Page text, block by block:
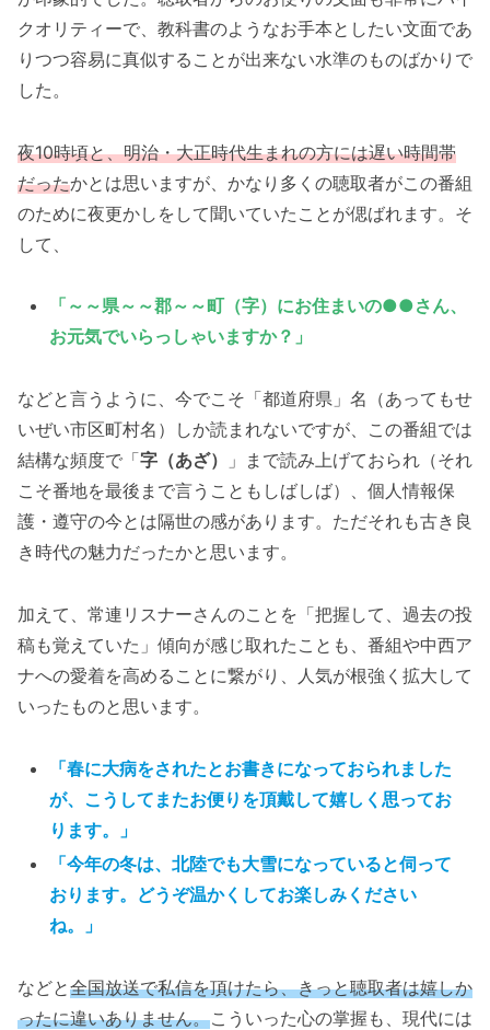
クオリティーで、教科書のようなお手本としたい文面であ
りつつ容易に真似することが出来ない水準のものばかりで
した。
夜10時頃と、明治・大正時代生まれの方には遅い時間帯
だったかとは思いますが、かなり多くの聴取者がこの番組
のために夜更かしをして聞いていたことが偲ばれます。そ
して、
「～～県～～郡～～町（字）にお住まいの●●さん、
お元気でいらっしゃいますか？」
などと言うように、今でこそ「都道府県」名（あってもせ
いぜい市区町村名）しか読まれないですが、この番組では
結構な頻度で「字（あざ）
」まで読み上げておられ（それ
こそ番地を最後まで言うこともしばしば）、個人情報保
護・遵守の今とは隔世の感があります。ただそれも古き良
き時代の魅力だったかと思います。
加えて、常連リスナーさんのことを「把握して、過去の投
稿も覚えていた」傾向が感じ取れたことも、番組や中西ア
ナへの愛着を高めることに繋がり、人気が根強く拡大して
いったものと思います。
「春に大病をされたとお書きになっておられました
が、こうしてまたお便りを頂戴して嬉しく思ってお
ります。」
「今年の冬は、北陸でも大雪になっていると伺って
おります。どうぞ温かくしてお楽しみください
ね。」
などと全国放送で私信を頂けたら、きっと聴取者は嬉しか
ったに違いありません。こういった心の掌握も、現代には